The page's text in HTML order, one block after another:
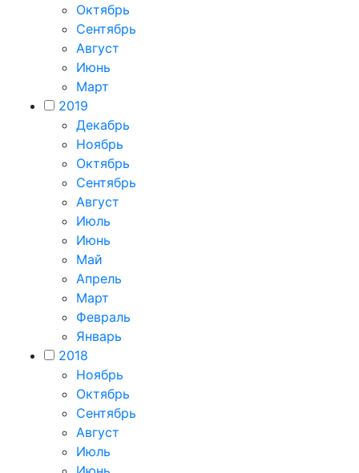
Октябрь
Сентябрь
Август
Июнь
Март
2019
Декабрь
Ноябрь
Октябрь
Сентябрь
Август
Июль
Июнь
Май
Апрель
Март
Февраль
Январь
2018
Ноябрь
Октябрь
Сентябрь
Август
Июль